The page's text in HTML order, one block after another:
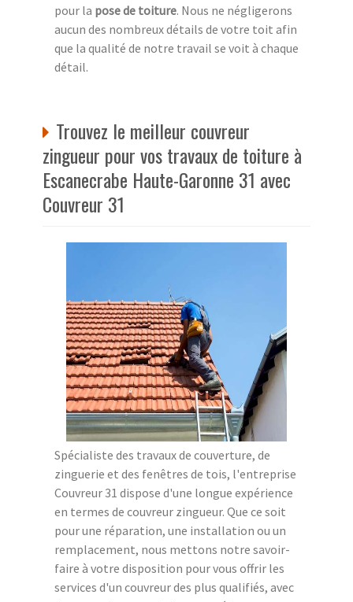
pour la pose de toiture. Nous ne négligerons
aucun des nombreux détails de votre toit afin
que la qualité de notre travail se voit à chaque
détail.
Trouvez le meilleur couvreur
zingueur pour vos travaux de toiture à
Escanecrabe Haute-Garonne 31 avec
Couvreur 31
Spécialiste des travaux de couverture, de
zinguerie et des fenêtres de tois, l'entreprise
Couvreur 31 dispose d'une longue expérience
en termes de couvreur zingueur. Que ce soit
pour une réparation, une installation ou un
remplacement, nous mettons notre savoir-
faire à votre disposition pour vous offrir les
services d'un couvreur des plus qualifiés, avec